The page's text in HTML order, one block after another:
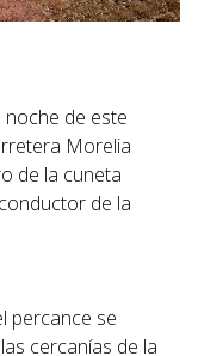
noche de este
Morelia
de la cuneta
de la
percance se
cercanías de la